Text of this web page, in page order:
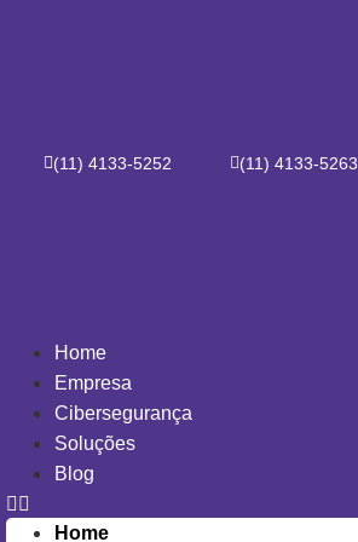
(11) 4133-5252 (11) 4133-5263
Home
Empresa
Cibersegurança
Soluções
Blog
Home